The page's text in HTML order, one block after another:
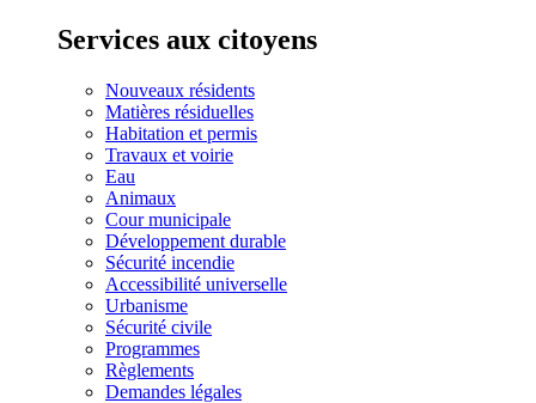
Services aux citoyens
Nouveaux résidents
Matières résiduelles
Habitation et permis
Travaux et voirie
Eau
Animaux
Cour municipale
Développement durable
Sécurité incendie
Accessibilité universelle
Urbanisme
Sécurité civile
Programmes
Règlements
Demandes légales